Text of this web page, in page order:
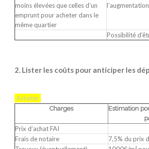
moins élevées que celles d’un
emprunt pour acheter dans le
même quartier
Possibilité
2. Lister les coûts pour anticiper les
Acheter
Charges
Estimation
Prix d’achat FAI
Frais de notaire
7,5% du prix